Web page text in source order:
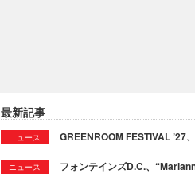
最新記事
ニュース GREENROOM FESTIVAL ’27
ニュース フォンテインズD.C.、